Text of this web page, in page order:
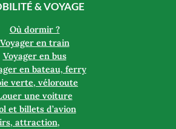
& VOYAGE
Où dormir ?
Voyager en train
Voyager en bus
en bateau, ferry
verte, véloroute
une voiture
et billets d’avion
attraction,